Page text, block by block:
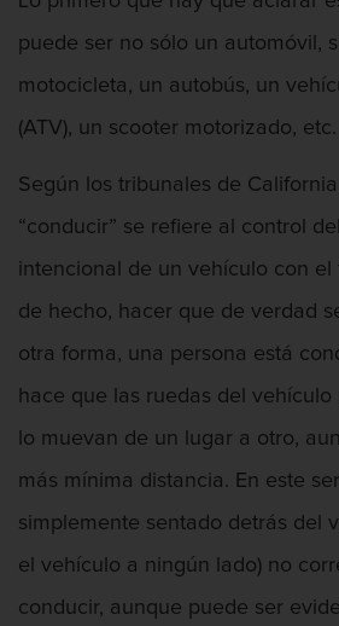
Posesión de
para la venta
controlada para la
Delitos Federales de
Fraude A La
Trabajadores
Fraude a programas
pública
puede ser no sólo un automóvil,
motocicleta, un autobús, un
(ATV), un scooter motorizado, etc.
Según los tribunales de
“conducir” se refiere al control
intencional de un vehículo con el
de hecho, hacer que de verdad
otra forma, una persona está
hace que las ruedas del
lo muevan de un lugar a otro,
más mínima distancia. En este
simplemente sentado detrás del
el vehículo a ningún lado) no
conducir, aunque puede ser